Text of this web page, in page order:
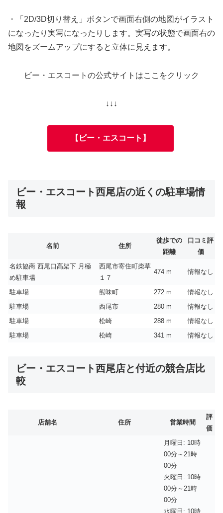
・「2D/3D切り替え」ボタンで画面右側の地図がイラスト
になったり実写になったりします。実写の状態で画面右の
地図をズームアップにすると立体に見えます。
ビー・エスコートの公式サイトはここをクリック
↓↓↓
【ビー・エスコート】
ビー・エスコート西尾店の近くの駐車場情
報
名前 住所
徒歩での
距離
口コミ評
価
名鉄協商 西尾口高架下 月極
め駐車場
西尾市寄住町柴草
１７
474 m 情報なし
駐車場 熊味町 272 m
情報なし
駐車場
西尾市 280 m
情報なし
駐車場
松崎 288 m
情報なし
駐車場
松崎 341 m 情報なし
ビー・エスコート西尾店と付近の競合店比
較
店舗名 住所 営業時間
評
価
月曜日: 10時
00分～21時
00分
火曜日: 10時
00分～21時
00分
水曜日: 10時